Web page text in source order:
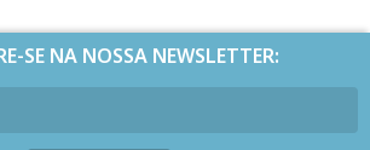
SE NA NOSSA NEWSLETTER: